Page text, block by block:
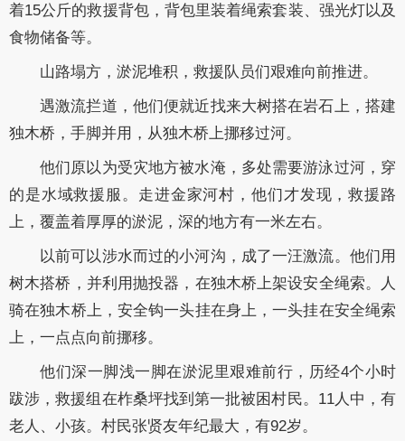
着15公斤的救援背包，背包里装着绳索套装、强光灯以及
食物储备等。
山路塌方，淤泥堆积，救援队员们艰难向前推进。
遇激流拦道，他们便就近找来大树搭在岩石上，搭建
独木桥，手脚并用，从独木桥上挪移过河。
他们原以为受灾地方被水淹，多处需要游泳过河，穿
的是水域救援服。走进金家河村，他们才发现，救援路
上，覆盖着厚厚的淤泥，深的地方有一米左右。
以前可以涉水而过的小河沟，成了一汪激流。他们用
树木搭桥，并利用抛投器，在独木桥上架设安全绳索。人
骑在独木桥上，安全钩一头挂在身上，一头挂在安全绳索
上，一点点向前挪移。
他们深一脚浅一脚在淤泥里艰难前行，历经4个小时
跋涉，救援组在柞桑坪找到第一批被困村民。11人中，有
老人、小孩。村民张贤友年纪最大，有92岁。